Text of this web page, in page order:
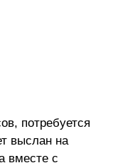
потребуется
выслан на
вместе с